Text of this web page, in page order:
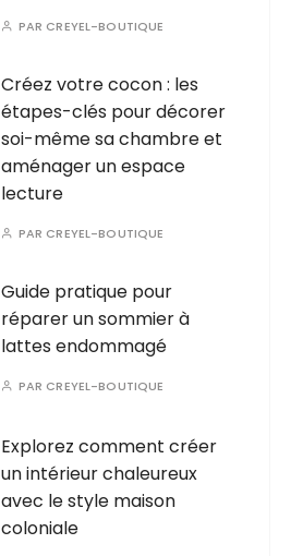
PAR CREYEL-BOUTIQUE
Créez votre cocon : les
étapes-clés pour décorer
soi-même sa chambre et
aménager un espace
lecture
PAR CREYEL-BOUTIQUE
Guide pratique pour
réparer un sommier à
lattes endommagé
PAR CREYEL-BOUTIQUE
Explorez comment créer
un intérieur chaleureux
avec le style maison
coloniale